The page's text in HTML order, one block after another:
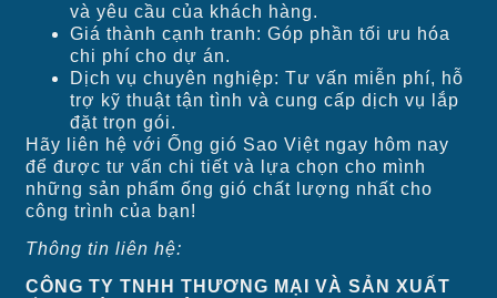
và yêu cầu của khách hàng.
Giá thành cạnh tranh: Góp phần tối ưu hóa
chi phí cho dự án.
Dịch vụ chuyên nghiệp: Tư vấn miễn phí, hỗ
trợ kỹ thuật tận tình và cung cấp dịch vụ lắp
đặt trọn gói.
Hãy liên hệ với Ống gió Sao Việt ngay hôm nay
để được tư vấn chi tiết và lựa chọn cho mình
những sản phẩm ống gió chất lượng nhất cho
công trình của bạn!
Thông tin liên hệ:
CÔNG TY TNHH THƯƠNG MẠI VÀ SẢN XUẤT